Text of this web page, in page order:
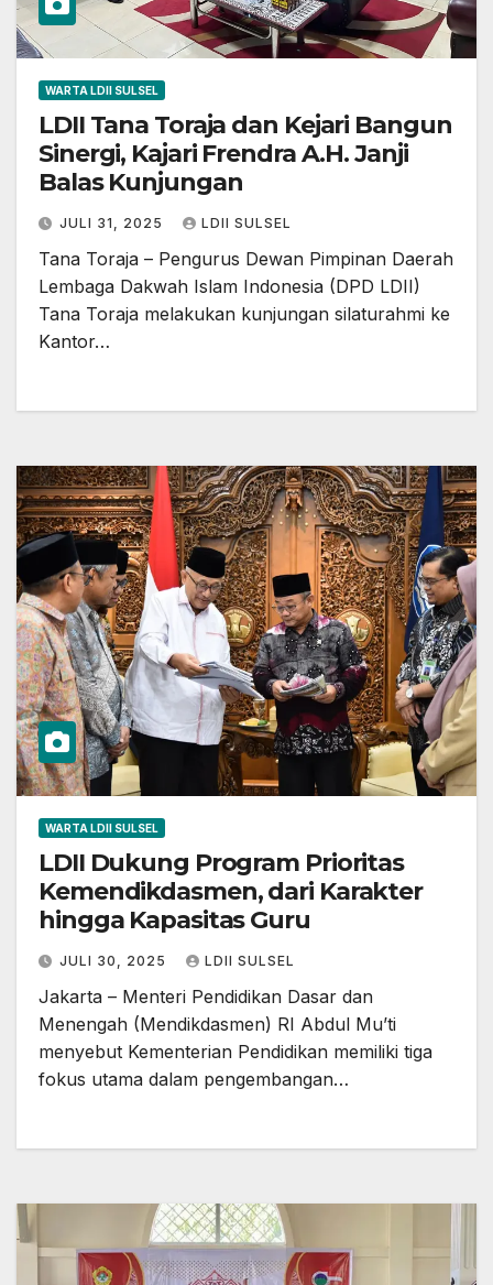
WARTA LDII SULSEL
LDII Tana Toraja dan Kejari Bangun
Sinergi, Kajari Frendra A.H. Janji
Balas Kunjungan
JULI 31, 2025 LDII SULSEL
Tana Toraja – Pengurus Dewan Pimpinan Daerah
Lembaga Dakwah Islam Indonesia (DPD LDII)
Tana Toraja melakukan kunjungan silaturahmi ke
Kantor…
WARTA LDII SULSEL
LDII Dukung Program Prioritas
Kemendikdasmen, dari Karakter
hingga Kapasitas Guru
JULI 30, 2025 LDII SULSEL
Jakarta – Menteri Pendidikan Dasar dan
Menengah (Mendikdasmen) RI Abdul Mu’ti
menyebut Kementerian Pendidikan memiliki tiga
fokus utama dalam pengembangan…